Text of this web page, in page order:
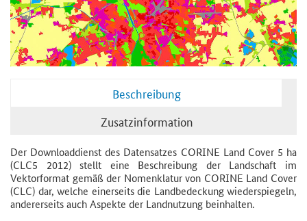
Beschreibung
Zusatzinformation
Der Downloaddienst des Datensatzes CORINE Land Cover 5 ha
(CLC5 2012) stellt eine Beschreibung der Landschaft im
Vektorformat gemäß der Nomenklatur von CORINE Land Cover
(CLC) dar, welche einerseits die Landbedeckung wiederspiegeln,
andererseits auch Aspekte der Landnutzung beinhalten.